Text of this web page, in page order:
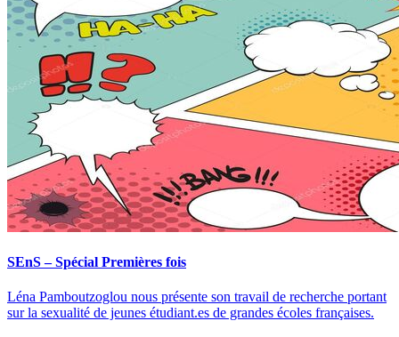
SEnS – Spécial Premières fois
Léna Pamboutzoglou nous présente son travail de recherche portant
sur la sexualité de jeunes étudiant.es de grandes écoles françaises.